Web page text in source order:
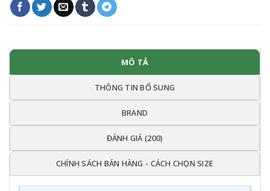
MÔ TẢ
THÔNG TIN BỔ SUNG
BRAND
ĐÁNH GIÁ (200)
CHÍNH SÁCH BÁN HÀNG - CÁCH CHỌN SIZE